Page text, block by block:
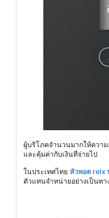
ผู้บริโภคจำนวนมากให้ควา
และคุ้มค่ากับเงินที่จ่ายไป
ในประเทศไทย หัวพอต relx
ตัวแทนจำหน่ายอย่างเป็นทา